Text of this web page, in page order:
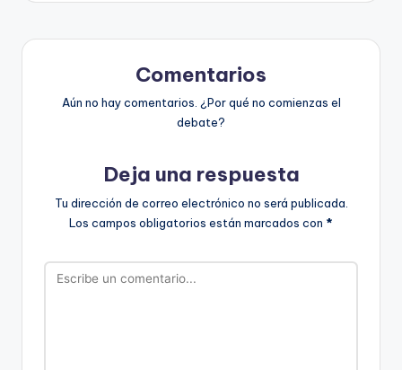
Comentarios
Aún no hay comentarios. ¿Por qué no comienzas el
debate?
Deja una respuesta
Tu dirección de correo electrónico no será publicada.
Los campos obligatorios están marcados con *